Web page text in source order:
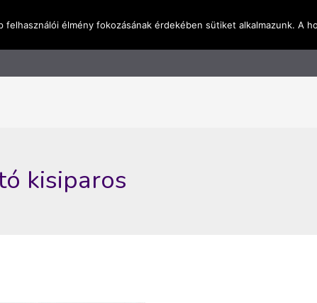
kisiparos
felhasználói élmény fokozásának érdekében sütiket alkalmazunk. A